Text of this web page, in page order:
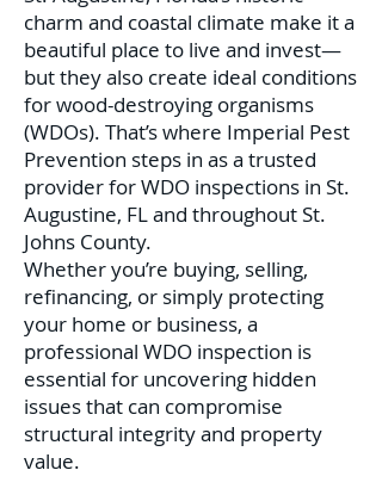
charm and coastal climate make it a
beautiful place to live and invest—
but they also create ideal conditions
for wood-destroying organisms
(WDOs). That’s where Imperial Pest
Prevention steps in as a trusted
provider for WDO inspections in St.
Augustine, FL and throughout St.
Johns County.
Whether you’re buying, selling,
refinancing, or simply protecting
your home or business, a
professional WDO inspection is
essential for uncovering hidden
issues that can compromise
structural integrity and property
value.